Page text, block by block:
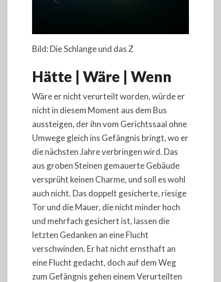
Bild: Die Schlange und das Z
Hätte | Wäre | Wenn
Wäre er nicht verurteilt worden, würde er
nicht in diesem Moment aus dem Bus
aussteigen, der ihn vom Gerichtssaal ohne
Umwege gleich ins Gefängnis bringt, wo er
die nächsten Jahre verbringen wird. Das
aus groben Steinen gemauerte Gebäude
versprüht keinen Charme, und soll es wohl
auch nicht. Das doppelt gesicherte, riesige
Tor und die Mauer, die nicht minder hoch
und mehrfach gesichert ist, lassen die
letzten Gedanken an eine Flucht
verschwinden. Er hat nicht ernsthaft an
eine Flucht gedacht, doch auf dem Weg
zum Gefängnis gehen einem Verurteilten